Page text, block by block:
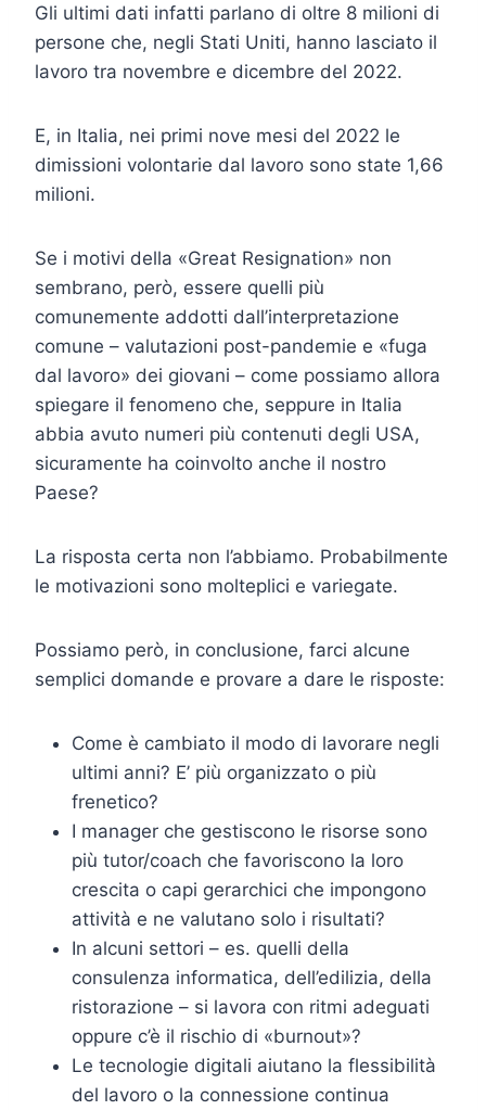
Gli ultimi dati infatti parlano di oltre 8 milioni di
persone che, negli Stati Uniti, hanno lasciato il
lavoro tra novembre e dicembre del 2022.
E, in Italia, nei primi nove mesi del 2022 le
dimissioni volontarie dal lavoro sono state 1,66
milioni.
Se i motivi della «Great Resignation» non
sembrano, però, essere quelli più
comunemente addotti dall’interpretazione
comune – valutazioni post-pandemie e «fuga
dal lavoro» dei giovani – come possiamo allora
spiegare il fenomeno che, seppure in Italia
abbia avuto numeri più contenuti degli USA,
sicuramente ha coinvolto anche il nostro
Paese?
La risposta certa non l’abbiamo. Probabilmente
le motivazioni sono molteplici e variegate.
Possiamo però, in conclusione, farci alcune
semplici domande e provare a dare le risposte:
Come è cambiato il modo di lavorare negli
ultimi anni? E’ più organizzato o più
frenetico?
I manager che gestiscono le risorse sono
più tutor/coach che favoriscono la loro
crescita o capi gerarchici che impongono
attività e ne valutano solo i risultati?
In alcuni settori – es. quelli della
consulenza informatica, dell’edilizia, della
ristorazione – si lavora con ritmi adeguati
oppure c’è il rischio di «burnout»?
Le tecnologie digitali aiutano la flessibilità
del lavoro o la connessione continua